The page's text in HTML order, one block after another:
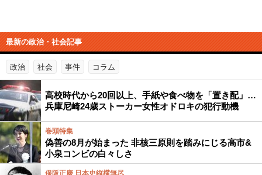
最新の政治・社会記事
政治 社会 事件 コラム
高校時代から20回以上、手紙や食べ物を「置き配」…
兵庫尼崎24歳ストーカー女性オドロキの犯行動機
巻頭特集
偽善の8月が始まった 非核三原則を踏みにじる高市&
小泉コンビの白々しさ
保阪正康 日本史縦横無尽